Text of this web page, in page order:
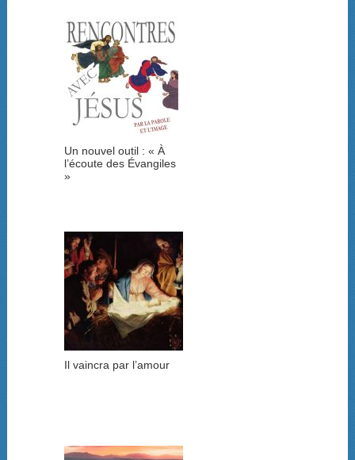
Un nouvel outil : « À
l’écoute des Évangiles
»
Il vaincra par l’amour